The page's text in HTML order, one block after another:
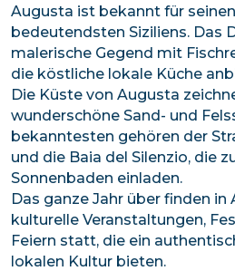
Augusta ist bekannt für
bedeutendsten Siziliens. Das
malerische Gegend mit
die köstliche lokale Küche
Die Küste von Augusta
wunderschöne Sand- und
bekanntesten gehören der
und die Baia del Silenzio, die
Sonnenbaden einladen.
Das ganze Jahr über finden
kulturelle Veranstaltungen,
Feiern statt, die ein
lokalen Kultur bieten.